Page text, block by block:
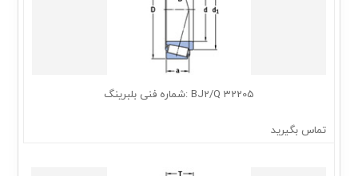
32205 BJ2/Q :شماره فنی بلبرینگ
تماس بگیرید